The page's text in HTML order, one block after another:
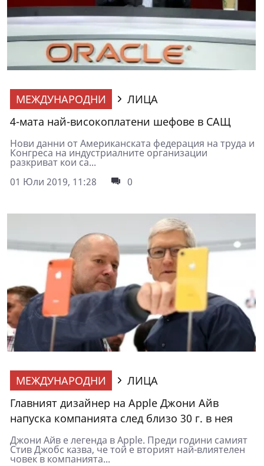
МЕЖДУНАРОДНИ
ЛИЦА
4-мата най-високоплатени шефове в САЩ
Нови данни от Американската федерация на труда и
Конгреса на индустриалните организации
разкриват кои са...
01 Юли 2019, 11:28
0
МЕЖДУНАРОДНИ
ЛИЦА
Главният дизайнер на Apple Джони Айв
напуска компанията след близо 30 г. в нея
Джони Айв е легенда в Apple. Преди години самият
Стив Джобс казва, че той е вторият най-влиятелен
човек в компанията...